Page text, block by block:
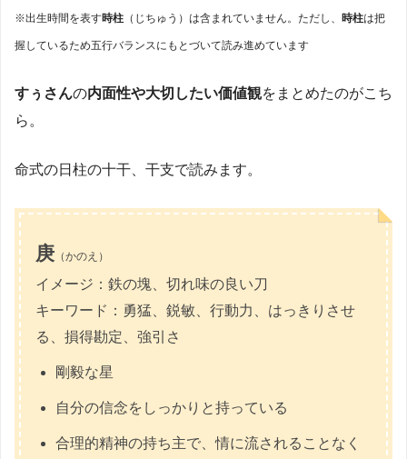
※出生時間を表す時柱 （じちゅう）は含まれていません。ただし、 時柱は把
握しているため五行バランスにもとづいて読み進めています
すぅさんの内面性や大切したい価値観をまとめたのがこち
ら。
命式の日柱の十干、干支で読みます。
庚 （かのえ）
イメージ：鉄の塊、切れ味の良い刀
キーワード：勇猛、鋭敏、行動力、はっきりさせ
る、損得勘定、強引さ
剛毅な星
自分の信念をしっかりと持っている
合理的精神の持ち主で、情に流されることなく